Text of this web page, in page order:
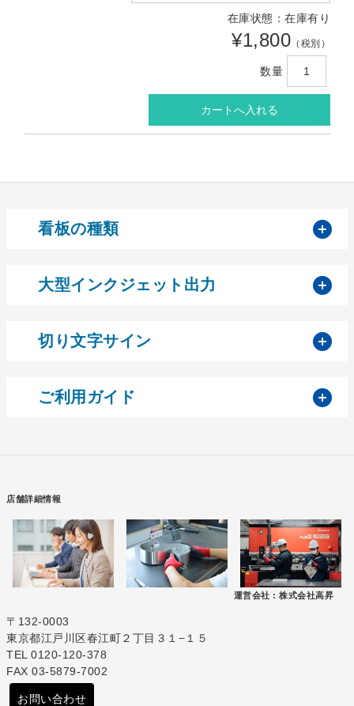
在庫状態：在庫有り
¥1,800 （税別）
数量
看板の種類
大型インクジェット出力
切り文字サイン
ご利用ガイド
店舗詳細情報
運営会社 : 株式会社高昇
〒132-0003
東京都江戸川区春江町２丁目３１−１５
TEL 0120-120-378
FAX 03-5879-7002
お問い合わせ